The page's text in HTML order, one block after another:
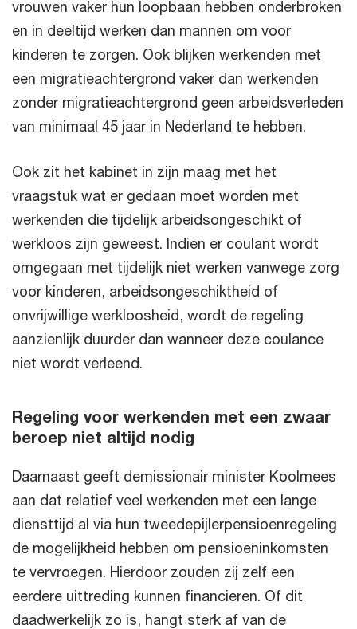
vrouwen vaker hun loopbaan hebben onderbroken
en in deeltijd werken dan mannen om voor
kinderen te zorgen. Ook blijken werkenden met
een migratieachtergrond vaker dan werkenden
zonder migratieachtergrond geen arbeidsverleden
van minimaal 45 jaar in Nederland te hebben.
Ook zit het kabinet in zijn maag met het
vraagstuk wat er gedaan moet worden met
werkenden die tijdelijk arbeidsongeschikt of
werkloos zijn geweest. Indien er coulant wordt
omgegaan met tijdelijk niet werken vanwege zorg
voor kinderen, arbeidsongeschiktheid of
onvrijwillige werkloosheid, wordt de regeling
aanzienlijk duurder dan wanneer deze coulance
niet wordt verleend.
Regeling voor werkenden met een zwaar
beroep niet altijd nodig
Daarnaast geeft demissionair minister Koolmees
aan dat relatief veel werkenden met een lange
diensttijd al via hun tweedepijlerpensioenregeling
de mogelijkheid hebben om pensioeninkomsten
te vervroegen. Hierdoor zouden zij zelf een
eerdere uittreding kunnen financieren. Of dit
daadwerkelijk zo is, hangt sterk af van de